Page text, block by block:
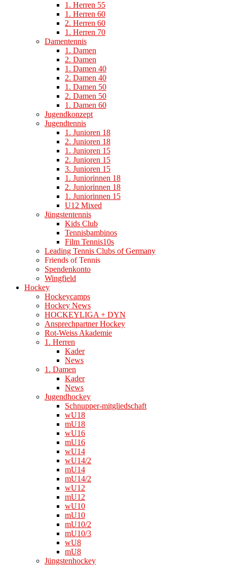
1. Herren 55
1. Herren 60
2. Herren 60
1. Herren 70
Damentennis
1. Damen
2. Damen
1. Damen 40
2. Damen 40
1. Damen 50
2. Damen 50
1. Damen 60
Jugendkonzept
Jugendtennis
1. Junioren 18
2. Junioren 18
1. Junioren 15
2. Junioren 15
3. Junioren 15
1. Juniorinnen 18
2. Juniorinnen 18
1. Juniorinnen 15
U12 Mixed
Jüngstentennis
Kids Club
Tennisbambinos
Film Tennis10s
Leading Tennis Clubs of Germany
Friends of Tennis
Spendenkonto
Wingfield
Hockey
Hockeycamps
Hockey News
HOCKEYLIGA + DYN
Ansprechpartner Hockey
Rot-Weiss Akademie
1. Herren
Kader
News
1. Damen
Kader
News
Jugendhockey
Schnupper-mitgliedschaft
wU18
mU18
wU16
mU16
wU14
wU14/2
mU14
mU14/2
wU12
mU12
wU10
mU10
mU10/2
mU10/3
wU8
mU8
Jüngstenhockey